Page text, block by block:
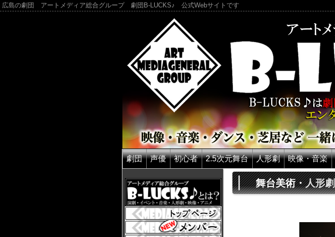
広島の劇団 アートメディア総合グループ 劇団B-LUCKS♪ 公式Webサイトです
劇団 声優 初心者 2.5次元舞台 人形劇 映像・音楽
舞台美術・人形劇